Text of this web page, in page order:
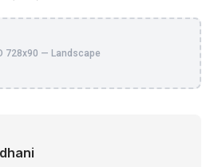
728x90 — Landscape